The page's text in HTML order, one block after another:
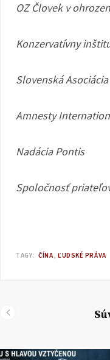
OZ Človek v
Konzervatívny
Slovenská Asociácia
Amnesty
Nadácia Pontis
Spoločnosť
TAGY: ČÍNA ĽUDSKÉ PRÁVA